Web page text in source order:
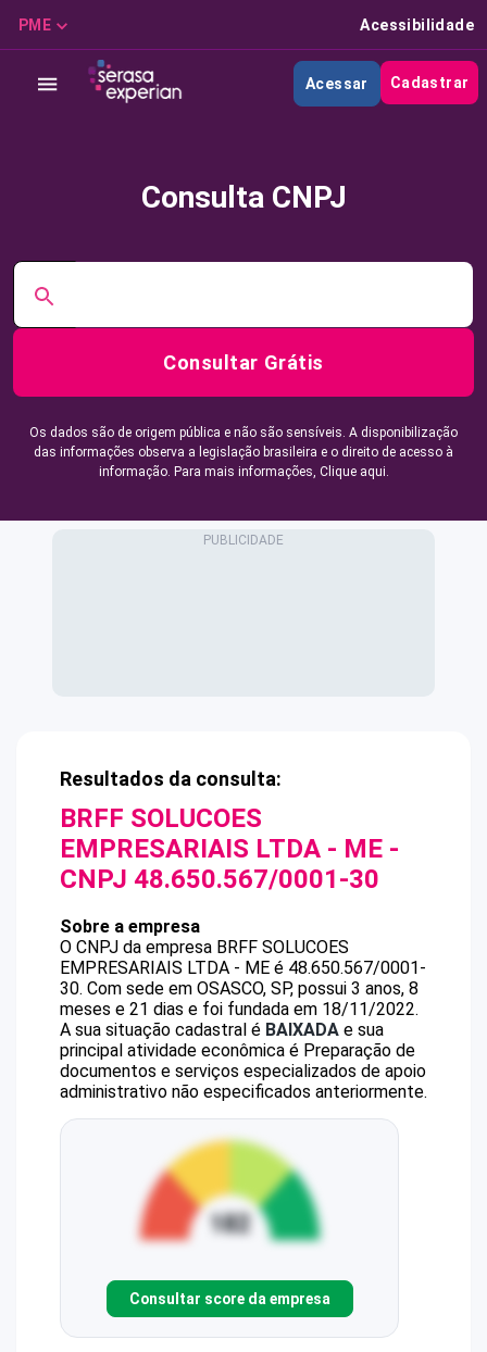
PME Acessibilidade
Acessar Cadastrar
Consulta CNPJ
Consultar Grátis
Os dados são de origem pública e não são sensíveis. A disponibilização
das informações observa a legislação brasileira e o direito de acesso à
informação. Para mais informações, Clique aqui.
Resultados da consulta:
BRFF SOLUCOES
EMPRESARIAIS LTDA - ME -
CNPJ 48.650.567/0001-30
Sobre a empresa
O CNPJ da empresa BRFF SOLUCOES
EMPRESARIAIS LTDA - ME é 48.650.567/0001-
30. Com sede em OSASCO, SP, possui 3 anos, 8
meses e 21 dias e foi fundada em 18/11/2022.
A sua situação cadastral é BAIXADA e sua
principal atividade econômica é Preparação de
documentos e serviços especializados de apoio
administrativo não especificados anteriormente.
Consultar score da empresa